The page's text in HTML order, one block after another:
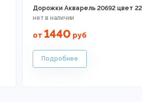
Дорожки Акварель 20692 цвет
от 1440 руб